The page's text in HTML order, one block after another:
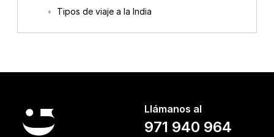
Tipos de viaje a la India
Llámanos al
971 940 964